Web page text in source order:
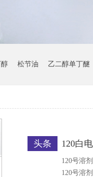
松节油 乙二醇单丁醚
120白
头条
120号溶
120号溶